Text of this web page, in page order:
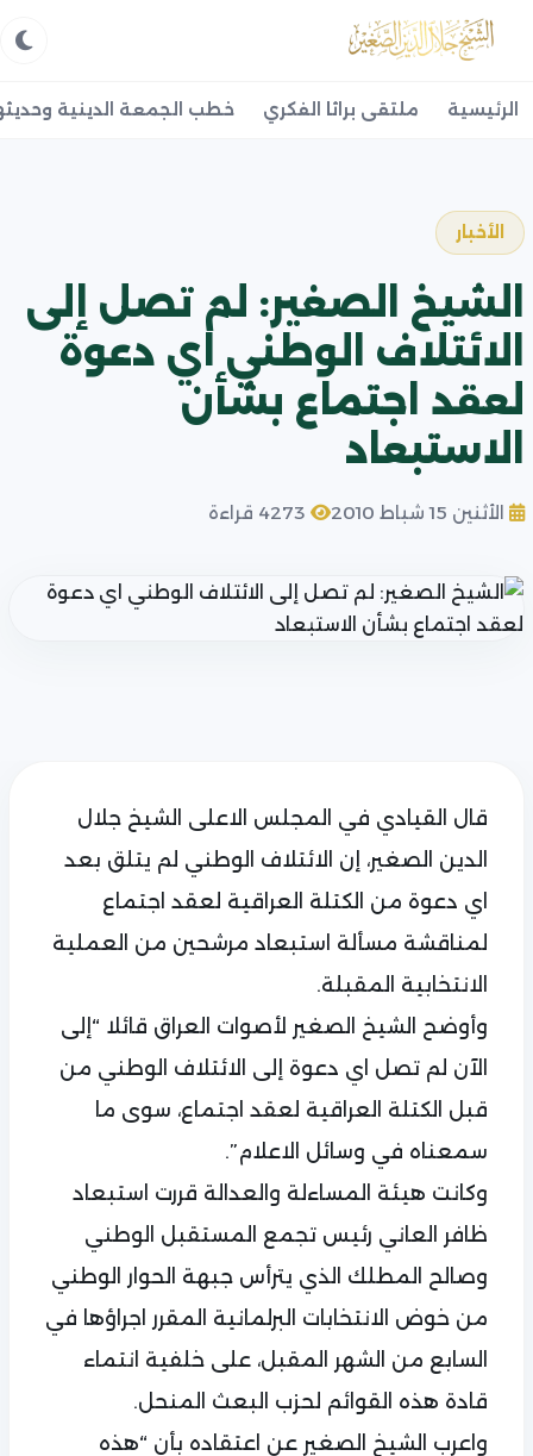
الرئيسية ملتقى براثا الفكري خطب الجمعة الدينية
الأخبار
الشيخ الصغير: لم تصل إلى
الائتلاف الوطني اي دعوة
لعقد اجتماع بشأن
الاستبعاد
الأثنين 15 شباط 2010
قال القيادي في المجلس الاعلى الشيخ جلال
الدين الصغير، إن الائتلاف الوطني لم يتلق بعد
اي دعوة من الكتلة العراقية لعقد اجتماع
لمناقشة مسألة استبعاد مرشحين من العملية
الانتخابية المقبلة.
وأوضح الشيخ الصغير لأصوات العراق قائلا “إلى
الآن لم تصل اي دعوة إلى الائتلاف الوطني من
قبل الكتلة العراقية لعقد اجتماع، سوى ما
سمعناه في وسائل الاعلام”.
وكانت هيئة المساءلة والعدالة قررت استبعاد
ظافر العاني رئيس تجمع المستقبل الوطني
وصالح المطلك الذي يترأس جبهة الحوار الوطني
من خوض الانتخابات البرلمانية المقرر اجراؤها في
السابع من الشهر المقبل، على خلفية انتماء
قادة هذه القوائم لحزب البعث المنحل.
واعرب الشيخ الصغير عن اعتقاده بأن “هذه